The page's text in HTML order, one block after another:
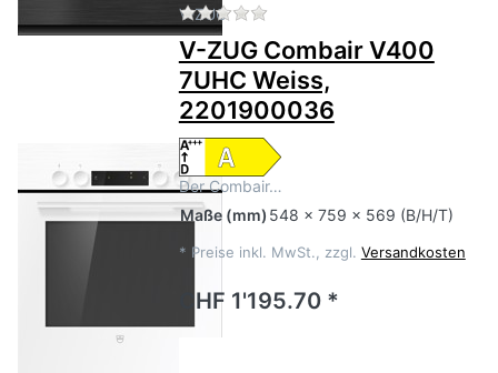
V-ZUG Zu diesem Produkt liegen
V-ZUG Combair V400
7UHC Weiss,
2201900036
Der Combair…
Maße (mm) 548 x 759 x 569 (B/H/T)
* Preise inkl. MwSt., zzgl. Versandkosten
CHF 1'195.70 *